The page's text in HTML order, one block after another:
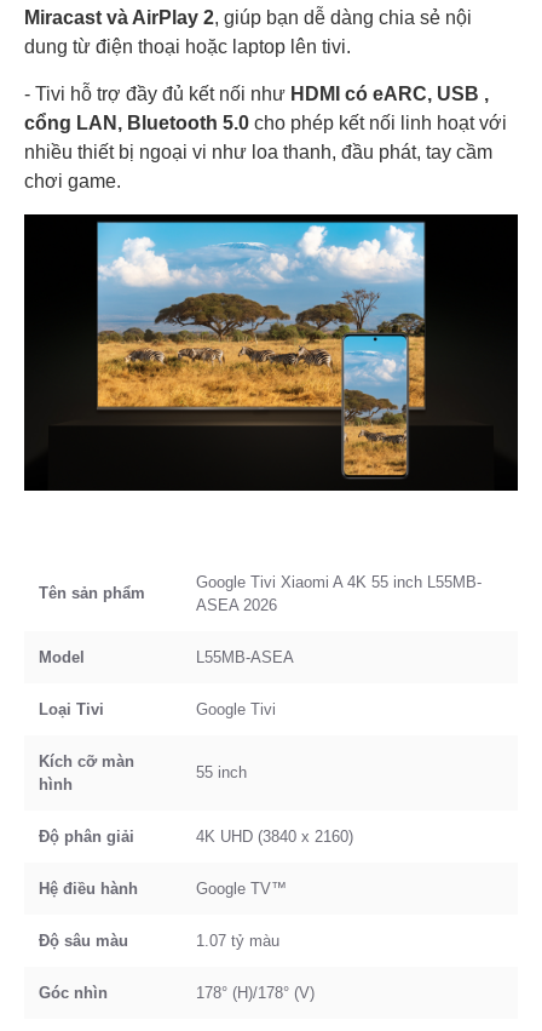
Miracast và AirPlay 2, giúp bạn dễ dàng chia sẻ nội
dung từ điện thoại hoặc laptop lên tivi.
- Tivi hỗ trợ đầy đủ kết nối như HDMI có eARC, USB ,
cổng LAN, Bluetooth 5.0 cho phép kết nối linh hoạt với
nhiều thiết bị ngoại vi như loa thanh, đầu phát, tay cầm
chơi game.
Tên sản phẩm
Google Tivi Xiaomi A 4K 55 inch L55MB-
ASEA 2026
Model L55MB-ASEA
Loại Tivi Google Tivi
Kích cỡ màn
hình
55 inch
Độ phân giải 4K UHD (3840 x 2160)
Hệ điều hành Google TV™
Độ sâu màu 1.07 tỷ màu
Góc nhìn 178° (H)/178° (V)